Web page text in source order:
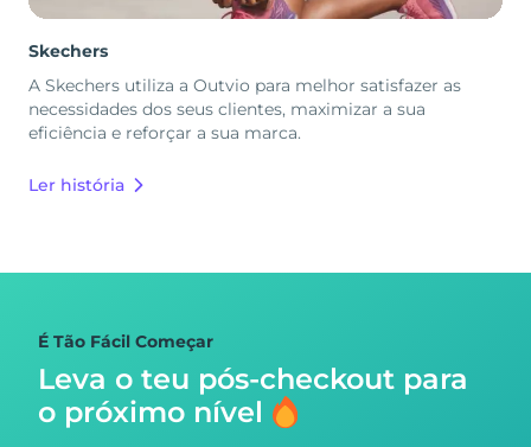
Skechers
A Skechers utiliza a Outvio para melhor satisfazer as
necessidades dos seus clientes, maximizar a sua
eficiência e reforçar a sua marca.
Ler história
É Tão Fácil Começar
Leva o teu pós-checkout para
o próximo nível